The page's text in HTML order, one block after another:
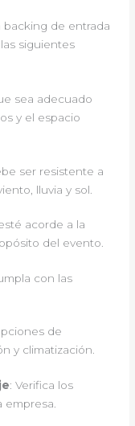
backing de entrada
siguientes
sea adecuado
y el espacio
ser resistente a
lluvia y sol.
acorde a la
del evento.
con las
de
y climatización.
: Verifica los